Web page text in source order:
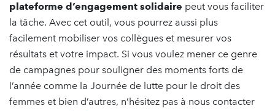
plateforme d’engagement solidaire peut vous faciliter
la tâche. Avec cet outil, vous pourrez aussi plus
facilement mobiliser vos collègues et mesurer vos
résultats et votre impact. Si vous voulez mener ce genre
de campagnes pour souligner des moments forts de
l’année comme la Journée de lutte pour le droit des
femmes et bien d’autres, n’hésitez pas à nous contacter